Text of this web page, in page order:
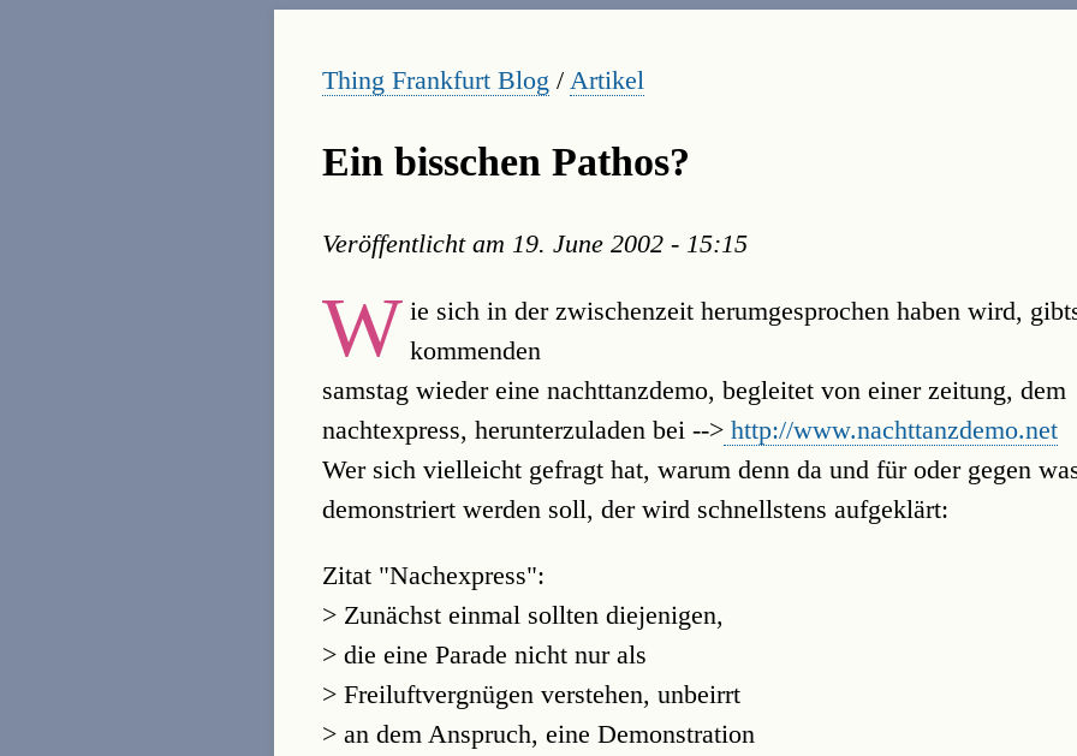
Thing Frankfurt Blog / Artikel
Ein bisschen Pathos?
Veröffentlicht am 19. June 2002 - 15:15
W ie sich in der zwischenzeit herumgesprochen haben wird,
kommenden
samstag wieder eine nachttanzdemo, begleitet von einer zeitung, dem
nachtexpress, herunterzuladen bei --> http://www.nachttanzdemo.net
Wer sich vielleicht gefragt hat, warum denn da und für oder gegen
demonstriert werden soll, der wird schnellstens aufgeklärt:
Zitat "Nachexpress":
> Zunächst einmal sollten diejenigen,
> die eine Parade nicht nur als
> Freiluftvergnügen verstehen, unbeirrt
> an dem Anspruch, eine Demonstration